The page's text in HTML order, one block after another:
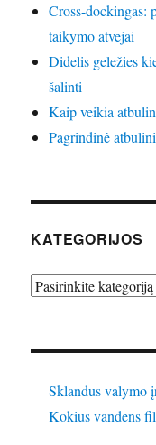
Cross-dockingas:
taikymo atvejai
Didelis geležies
šalinti
Kaip veikia
Pagrindinė
KATEGORIJOS
Kategorijos
Sklandus valymo
Kokius vandens